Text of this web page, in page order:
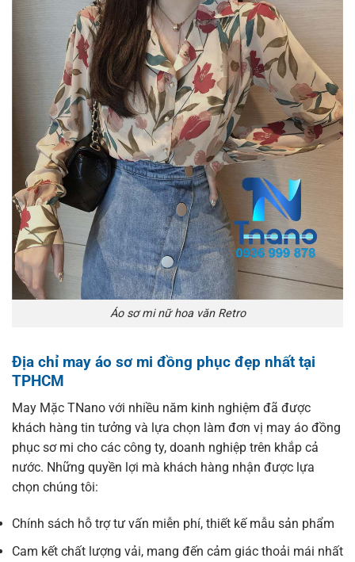
Áo sơ mi nữ hoa văn Retro
Địa chỉ may áo sơ mi đồng phục đẹp nhất tại
TPHCM
May Mặc TNano với nhiều năm kinh nghiệm đã được
khách hàng tin tưởng và lựa chọn làm đơn vị may áo đồng
phục sơ mi cho các công ty, doanh nghiệp trên khắp cả
nước. Những quyền lợi mà khách hàng nhận được lựa
chọn chúng tôi:
Chính sách hỗ trợ tư vấn miễn phí, thiết kế mẫu sản phẩm
Cam kết chất lượng vải, mang đến cảm giác thoải mái nhất